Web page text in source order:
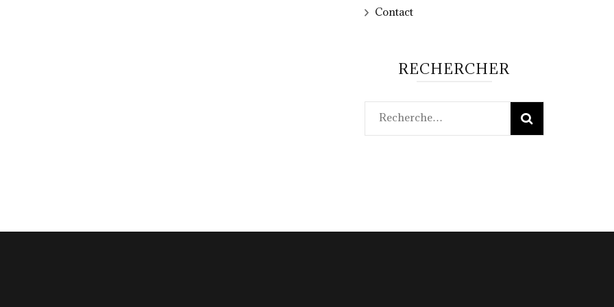
Contact
RECHERCHER
Rechercher :